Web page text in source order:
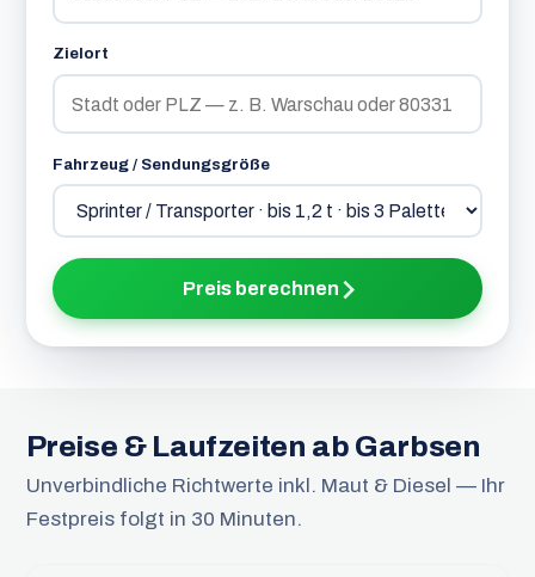
Zielort
Fahrzeug / Sendungsgröße
Preis berechnen
Preise & Laufzeiten ab Garbsen
Unverbindliche Richtwerte inkl. Maut & Diesel — Ihr
Festpreis folgt in 30 Minuten.